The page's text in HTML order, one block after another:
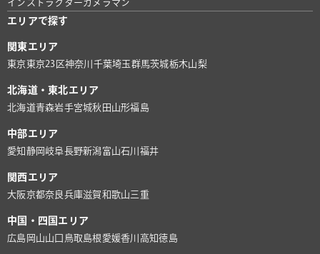
インストラクターカメラマン
エリアで探す
関東エリア
東京東京23区神奈川 千葉埼玉群馬茨城栃木山梨
北海道・東北エリア
北海道青森岩手宮城秋田 山形福島
中部エリア
愛知 静岡 岐阜長野新潟富山石川 福井
関西エリア
大阪京都奈良兵庫滋賀和歌山三重
中国・四国エリア
広島 岡山山口 鳥取島根 愛媛香川 高知徳島